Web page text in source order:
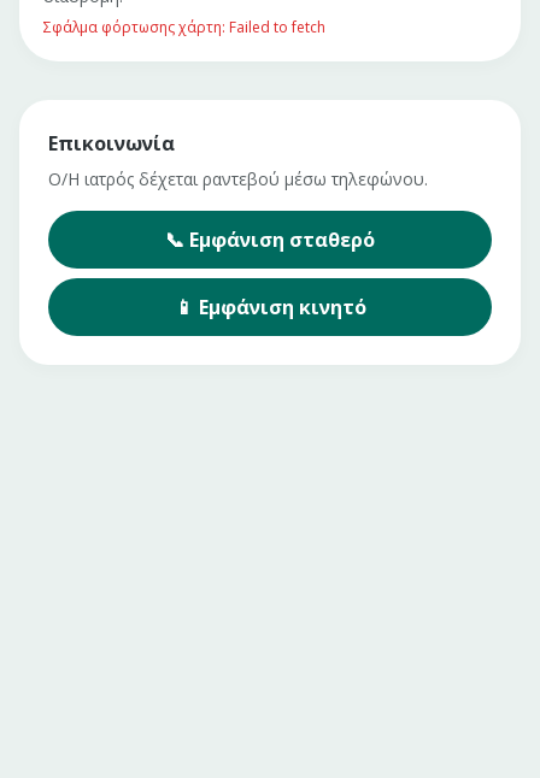
Σφάλμα φόρτωσης χάρτη: Failed to fetch
Επικοινωνία
Ο/Η ιατρός δέχεται ραντεβού μέσω τηλεφώνου.
📞 Εμφάνιση σταθερό
📱 Εμφάνιση κινητό